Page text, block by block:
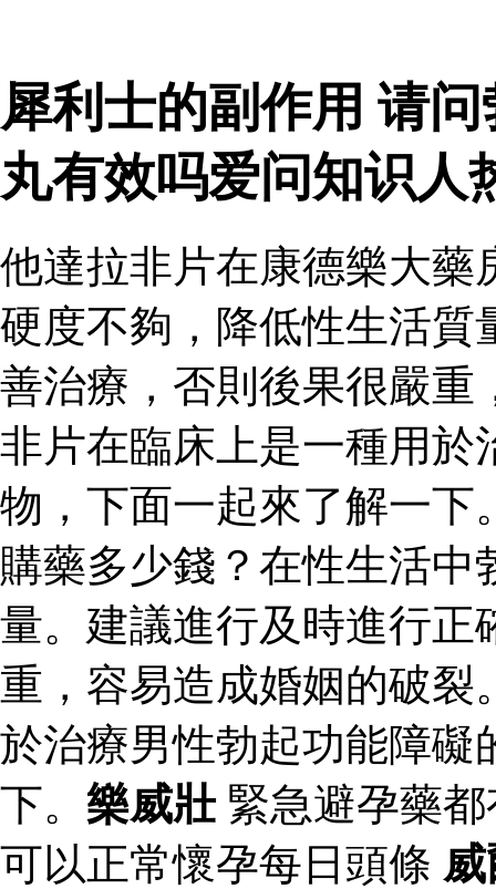
犀利士的副作用 请
丸有效吗爱问知识人
他達拉非片在康德樂大藥
硬度不夠，降低性生活質
善治療，否則後果很嚴重
非片在臨床上是一種用於
物，下面一起來了解一下
購藥多少錢？在性生活
量。建議進行及時進行正
重，容易造成婚姻的破裂
於治療男性勃起功能障礙
下。 樂威壯緊急避孕藥都
可以正常懷孕每日頭條